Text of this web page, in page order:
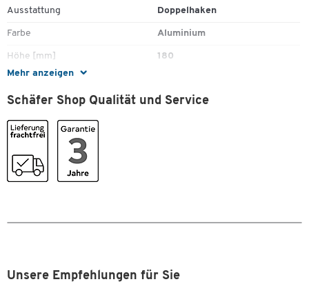
Mehr anzeigen
Ausstattung Doppelhaken
Farbe Aluminium
Höhe [mm] 180
Kleiderstange
Material Aluminium
Material Haken
SCHÄFER Dekorsystem
Tiefe [mm]
Maße
Gewicht [kg] 1,9
Schäfer Shop Qualität und Service
Unsere Empfehlungen für Sie